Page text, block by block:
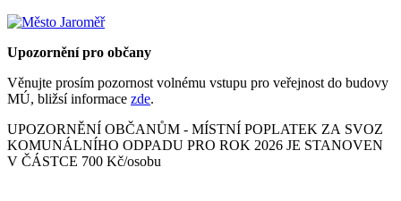
Upozornění pro občany
Věnujte prosím pozornost volnému vstupu pro veřejnost do budovy
MÚ, bližsí informace zde.
UPOZORNĚNÍ OBČANŮM - MÍSTNÍ POPLATEK ZA SVOZ
KOMUNÁLNÍHO ODPADU PRO ROK 2026 JE STANOVEN
V ČÁSTCE 700 Kč/osobu